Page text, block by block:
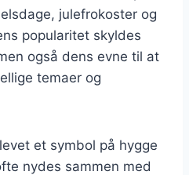
julefrokoster og
popularitet skyldes
også dens evne til at
temaer og
et symbol på hygge
nydes sammen med